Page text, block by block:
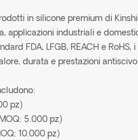
in silicone premium di
applicazioni industriali e
FDA, LFGB, REACH e RoHS,
durata e prestazioni
pz)
5.000 pz)
10.000 pz)